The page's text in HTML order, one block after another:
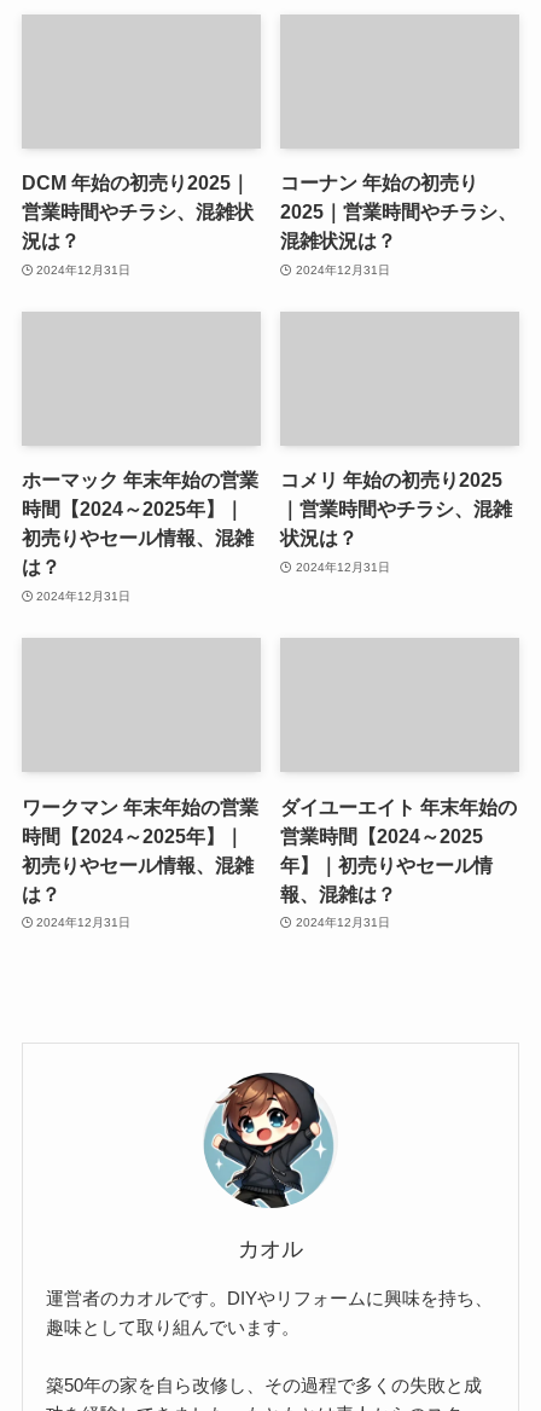
DCM 年始の初売り2025｜
営業時間やチラシ、混雑状
況は？
2024年12月31日
コーナン 年始の初売り
2025｜営業時間やチラシ、
混雑状況は？
2024年12月31日
ホーマック 年末年始の営業
時間【2024～2025年】｜
初売りやセール情報、混雑
は？
2024年12月31日
コメリ 年始の初売り2025
｜営業時間やチラシ、混雑
状況は？
2024年12月31日
ワークマン 年末年始の営業
時間【2024～2025年】｜
初売りやセール情報、混雑
は？
2024年12月31日
ダイユーエイト 年末年始の
営業時間【2024～2025
年】｜初売りやセール情
報、混雑は？
2024年12月31日
カオル
運営者のカオルです。DIYやリフォームに興味を持ち、
趣味として取り組んでいます。
築50年の家を自ら改修し、その過程で多くの失敗と成